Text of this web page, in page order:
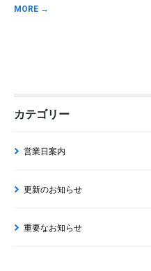
MORE →
カテゴリー
営業日案内
更新のお知らせ
重要なお知らせ